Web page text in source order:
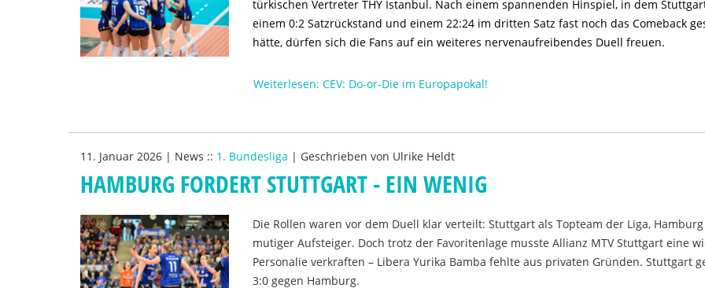
türkischen Vertreter THY Istanbul. Nach einem spannenden Hinspiel, in dem
einem 0:2 Satzrückstand und einem 22:24 im dritten Satz fast noch das Comeback
hätte, dürfen sich die Fans auf ein weiteres nervenaufreibendes Duell freuen.
Weiterlesen: CEV: Do-or-Die im Europapokal!
11. Januar 2026 | News :: 1. Bundesliga | Geschrieben von Ulrike Heldt
HAMBURG FORDERT STUTTGART - EIN WENIG
Die Rollen waren vor dem Duell klar verteilt: Stuttgart als Topteam der Liga, Hamburg
mutiger Aufsteiger. Doch trotz der Favoritenlage musste Allianz MTV Stuttgart eine
Personalie verkraften – Libera Yurika Bamba fehlte aus privaten Gründen. Stuttgart
3:0 gegen Hamburg.